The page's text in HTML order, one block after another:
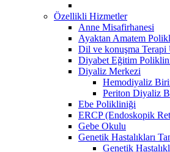
Özellikli Hizmetler
Anne Misafirhanesi
Ayaktan Amatem
Dil ve konuşma Terapi
Diyabet Eğitim
Diyaliz Merkezi
Hemodiyaliz
Periton Diyaliz
Ebe Polikliniği
ERCP (Endoskopik
Gebe Okulu
Genetik Hastalıkları
Genetik